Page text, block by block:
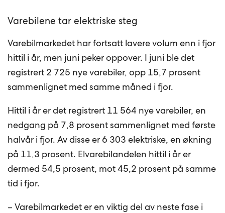
Varebilene tar elektriske steg
Varebilmarkedet har fortsatt lavere volum enn i fjor
hittil i år, men juni peker oppover. I juni ble det
registrert 2 725 nye varebiler, opp 15,7 prosent
sammenlignet med samme måned i fjor.
Hittil i år er det registrert 11 564 nye varebiler, en
nedgang på 7,8 prosent sammenlignet med første
halvår i fjor. Av disse er 6 303 elektriske, en økning
på 11,3 prosent. Elvarebilandelen hittil i år er
dermed 54,5 prosent, mot 45,2 prosent på samme
tid i fjor.
– Varebilmarkedet er en viktig del av neste fase i